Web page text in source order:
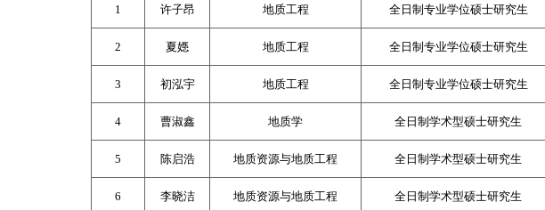
1 许子昂 地质工程 全日制专业学位硕士研究生
2 夏嫕 地质工程 全日制专业学位硕士研究生
3 初泓宇 地质工程 全日制专业学位硕士研究生
4 曹淑鑫 地质学 全日制学术型硕士研究生
5 陈启浩 地质资源与地质工程 全日制学术型硕士研究生
6 李晓洁 地质资源与地质工程 全日制学术型硕士研究生